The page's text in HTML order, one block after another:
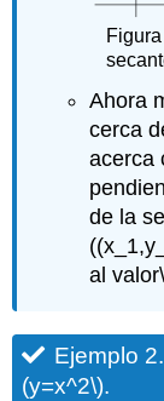
Figura
Ahora
cerca
acerca
de la
al valor
Ejemplo
(y=x^2\).